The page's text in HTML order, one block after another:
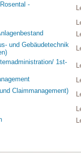
-
und Gebäudetechnik
1st-
Claimmanagement)